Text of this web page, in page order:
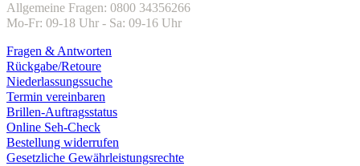
Allgemeine Fragen: 0800 34356266
Mo-Fr: 09-18 Uhr - Sa: 09-16 Uhr
Fragen & Antworten
Rückgabe/Retoure
Niederlassungssuche
Termin vereinbaren
Brillen-Auftragsstatus
Online Seh-Check
Bestellung widerrufen
Gesetzliche Gewährleistungsrechte